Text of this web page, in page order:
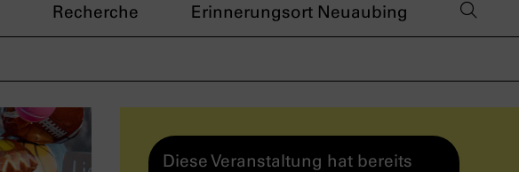
Recherche Erinnerungsort Neuaubing
Diese Veranstaltung hat bereits